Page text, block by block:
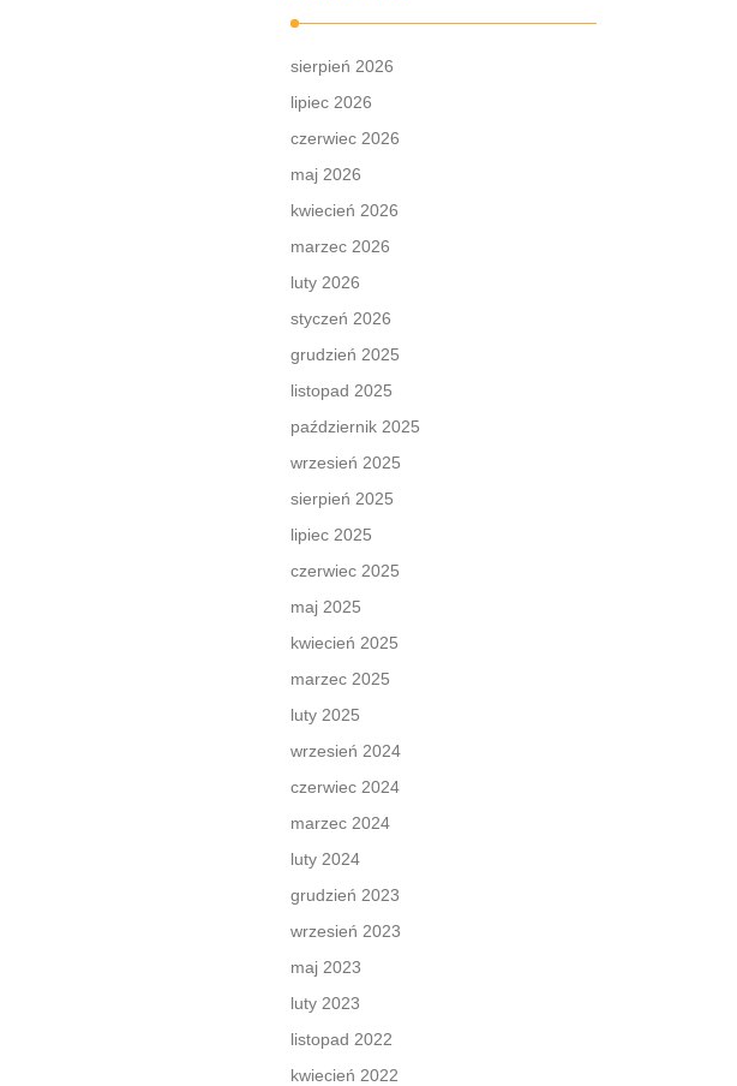
sierpień 2026
lipiec 2026
czerwiec 2026
maj 2026
kwiecień 2026
marzec 2026
luty 2026
styczeń 2026
grudzień 2025
listopad 2025
październik 2025
wrzesień 2025
sierpień 2025
lipiec 2025
czerwiec 2025
maj 2025
kwiecień 2025
marzec 2025
luty 2025
wrzesień 2024
czerwiec 2024
marzec 2024
luty 2024
grudzień 2023
wrzesień 2023
maj 2023
luty 2023
listopad 2022
kwiecień 2022